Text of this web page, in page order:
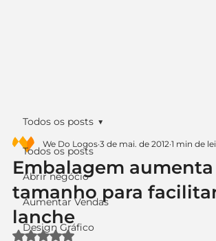
Todos os posts
Abrir negócio
Aumentar Vendas
Design Gráfico
Todos os posts
Embalagem aumenta
tamanho para
lanche
We Do Logos 3 de mai. de 2012 1 min de
Avaliado com NaN de 5 estrelas.